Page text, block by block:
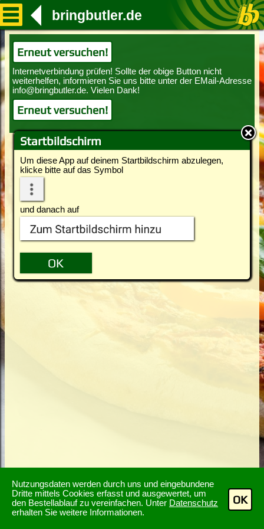
Nutzungsdaten werden durch uns und eingebundene
Dritte mittels Cookies erfasst und ausgewertet, um
den Bestellablauf zu vereinfachen. Unter Datenschutz
erhalten Sie weitere Informationen.
OK
Startbildschirm
Um diese App auf deinem Startbildschirm abzulegen,
klicke bitte auf das Symbol
und danach auf
bringbutler.de
Erneut versuchen!
Erneut versuchen!